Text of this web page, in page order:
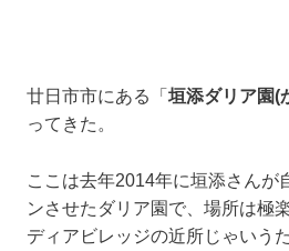
廿日市市にある「 垣添ダリア園(
ってきた。
ここは去年2014年に垣添さんが
ンさせたダリア園で、場所は極
ディアビレッジの近所じゃいう